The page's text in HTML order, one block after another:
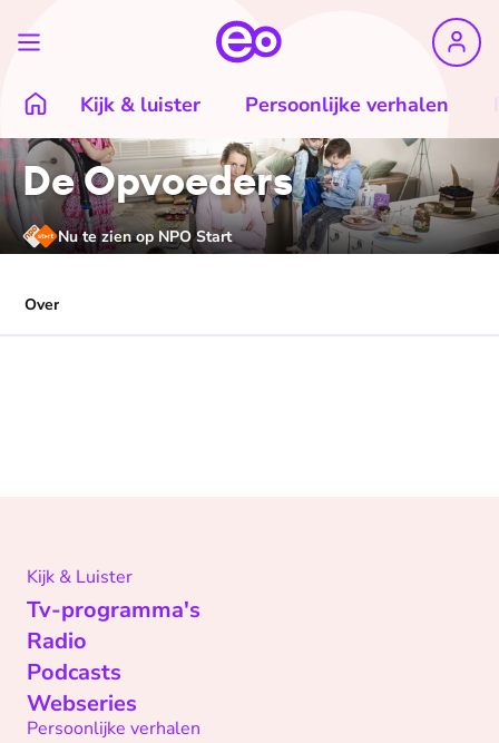
Kijk & luister Persoonlijke verhalen
De Opvoeders
Nu te zien op NPO Start
Over
Kijk & Luister
Tv-programma's
Radio
Podcasts
Webseries
Persoonlijke verhalen